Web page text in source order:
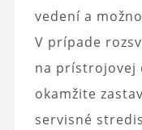
vedení a
V prípade
na prístrojovej
okamžite
servisné